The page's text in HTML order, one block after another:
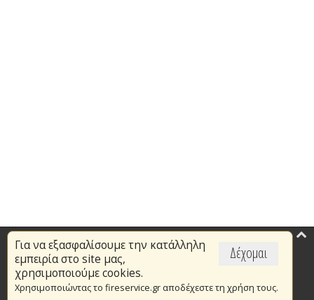
Δέχομαι
Για να εξασφαλίσουμε την κατάλληλη
εμπειρία στο site μας,
χρησιμοποιούμε cookies.
Χρησιμοποιώντας το fireservice.gr αποδέχεστε τη χρήση τους.
Επικαιρότητα
Το Πυροσβεστικό Σώμα